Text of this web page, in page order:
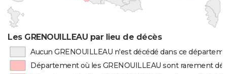
Les GRENOUILLEAU par lieu de décès
Aucun GRENOUILLEAU n'est décédé dans ce
Département où les GRENOUILLEAU sont rarement